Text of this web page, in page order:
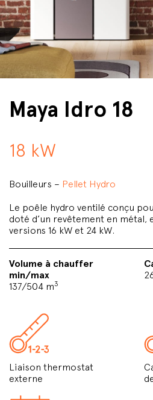
Maya Idro 18
18 kW
Bouilleurs – Pellet Hydro
Le poêle hydro ventilé conçu
doté d’un revêtement en métal,
versions 16 kW et 24 kW.
Volume à chauffer
min/max
137/504 m3
Liaison thermostat
externe